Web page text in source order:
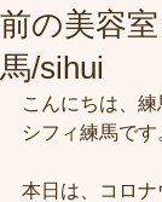
前の美容
馬/sihui
こんにちは、
シフィ練馬です
本日は、コロ